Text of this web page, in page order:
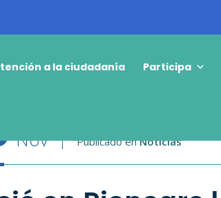
a la ciudadanía Participa
Nov Publicado enNoticias